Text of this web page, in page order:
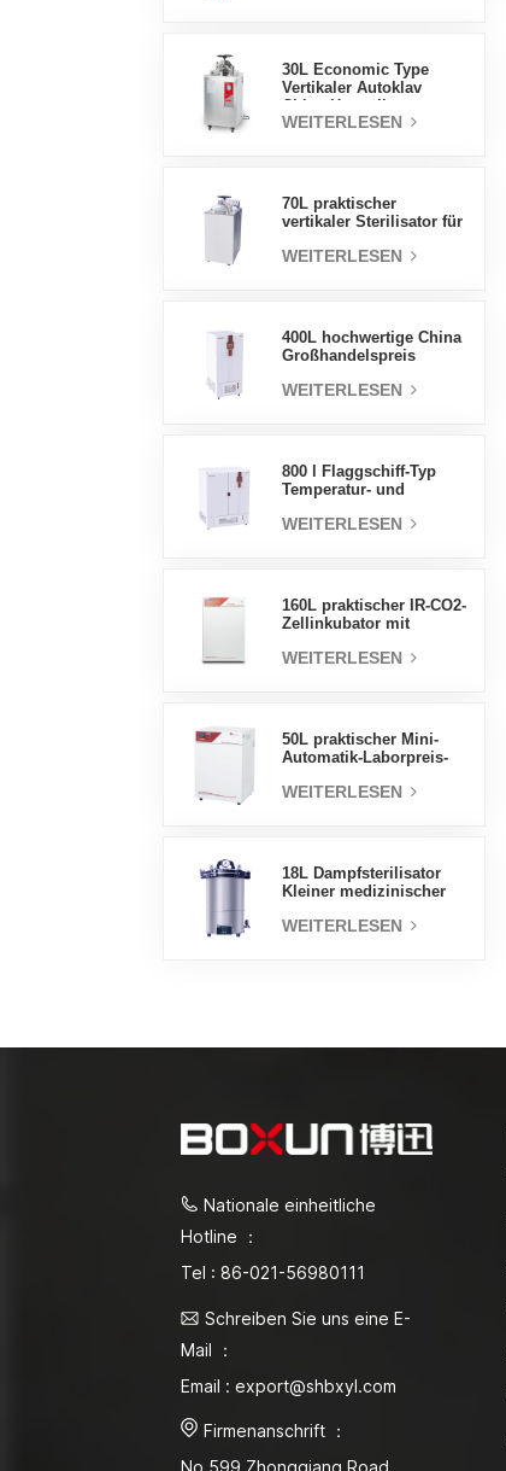
30L Economic Type
Vertikaler Autoklav
Druckdampfsterilisator
WEITERLESEN
70L praktischer
vertikaler Sterilisator für
Design,
WEITERLESEN
400L hochwertige China
Großhandelspreis
Luftfeuchtigkeit stabile
WEITERLESEN
800 l Flaggschiff-Typ
Temperatur- und
Inkubatorkammer,
WEITERLESEN
160L praktischer IR-CO2-
Zellinkubator mit
professionelle Fabrik-
WEITERLESEN
50L praktischer Mini-
Automatik-Laborpreis-
WEITERLESEN
18L Dampfsterilisator
Kleiner medizinischer
Autoklav
WEITERLESEN
Nationale einheitliche
Hotline ：
Tel : 86-021-56980111
Schreiben Sie uns eine E-
Mail ：
Email : export@shbxyl.com
Firmenanschrift ：